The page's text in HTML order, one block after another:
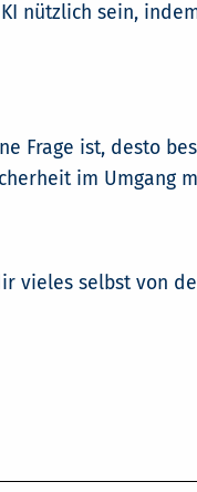
nützlich sein,
Frage ist, desto
im Umgang
vieles selbst von